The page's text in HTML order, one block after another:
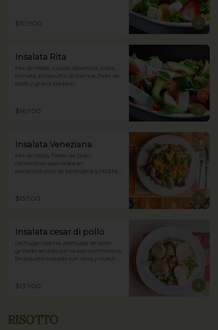
$10.900
Insalata Rita
Mix de hojas, rúcula, albahaca, palta,
tomate, prosciutto di Parma, filete de
pollo y grana padano.
$16.900
Insalata Veneziana
Mix de hojas, filetes de pollo,
camarones apanados en
panko,rotolino de berenjena y ricotta y
$15.900
Insalata cesar di pollo
Lechuga costina, pechuga de pollo
grillada servida con queso parmesano,
brusqueta tostada con oliva y nuestra
$13.900
RISOTTO